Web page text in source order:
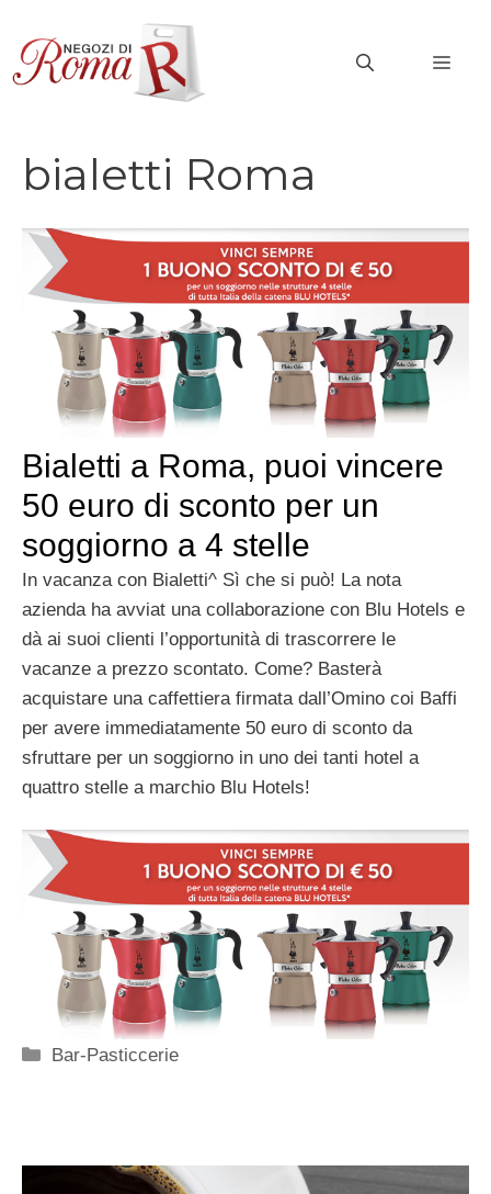
contenuto
bialetti Roma
Bialetti a Roma, puoi vincere
50 euro di sconto per un
soggiorno a 4 stelle
In vacanza con Bialetti^ Sì che si può! La nota
azienda ha avviat una collaborazione con Blu Hotels e
dà ai suoi clienti l’opportunità di trascorrere le
vacanze a prezzo scontato. Come? Basterà
acquistare una caffettiera firmata dall’Omino coi Baffi
per avere immediatamente 50 euro di sconto da
sfruttare per un soggiorno in uno dei tanti hotel a
quattro stelle a marchio Blu Hotels!
Categorie
Bar-Pasticcerie